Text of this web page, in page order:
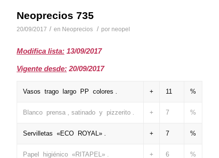
Neoprecios 735
20/09/2017 / en Neoprecios / por neopel
Modifica lista:13/09/2017
Vigente desde:20/09/2017
Vasos trago largo PP colores . + 11 %
Blanco prensa , satinado y pizzerito . + 7 %
Servilletas «ECO ROYAL» . + 7 %
Papel higiénico «RITAPEL» . + 6 %